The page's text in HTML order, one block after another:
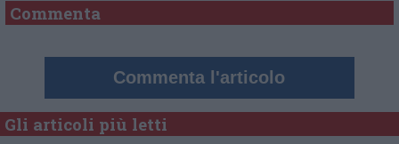
Commenta
Commenta l'articolo
Gli articoli più letti